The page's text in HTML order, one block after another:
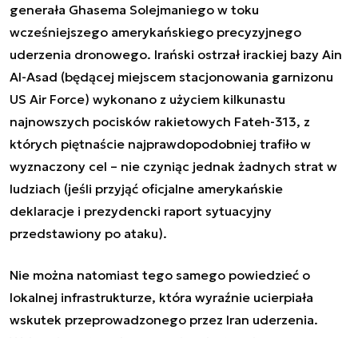
generała Ghasema Solejmaniego w toku
wcześniejszego amerykańskiego precyzyjnego
uderzenia dronowego. Irański ostrzał irackiej bazy Ain
Al-Asad (będącej miejscem stacjonowania garnizonu
US Air Force) wykonano z użyciem kilkunastu
najnowszych pocisków rakietowych Fateh-313, z
których piętnaście najprawdopodobniej trafiło w
wyznaczony cel – nie czyniąc jednak żadnych strat w
ludziach (jeśli przyjąć oficjalne amerykańskie
deklaracje i prezydencki raport sytuacyjny
przedstawiony po ataku).
Nie można natomiast tego samego powiedzieć o
lokalnej infrastrukturze, która wyraźnie ucierpiała
wskutek przeprowadzonego przez Iran uderzenia.